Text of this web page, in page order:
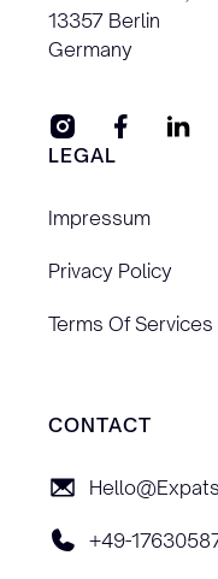
13357 Berlin
Germany
LEGAL
Impressum
Privacy Policy
Terms Of Services
CONTACT
+49-